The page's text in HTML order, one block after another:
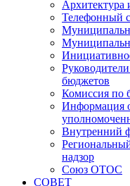
Архитектура
Телефонный
бюджетов
Комиссия по
Информация
Внутренний
надзор
Союз ОТОС
СОВЕТ